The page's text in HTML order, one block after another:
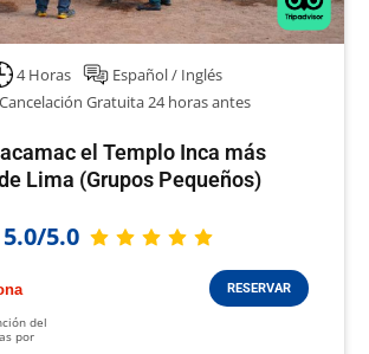
4 Horas
Español / Inglés
Cancelación Gratuita 24 horas antes
el Templo Inca más
Lima (Grupos Pequeños)
5.0/5.0
del
por
RESERVAR